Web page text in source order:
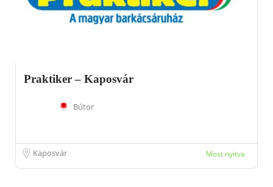
Praktiker – Kaposvár
Bútor
Kaposvár Most nyitva